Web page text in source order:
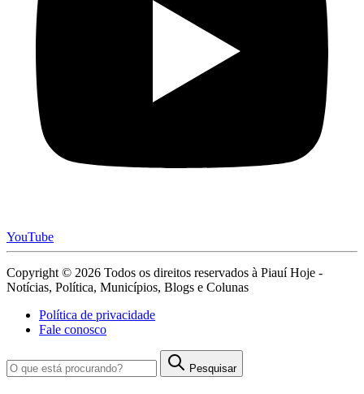
YouTube
Copyright © 2026 Todos os direitos reservados à Piauí Hoje -
Notícias, Política, Municípios, Blogs e Colunas
Política de privacidade
Fale conosco
Pesquisar